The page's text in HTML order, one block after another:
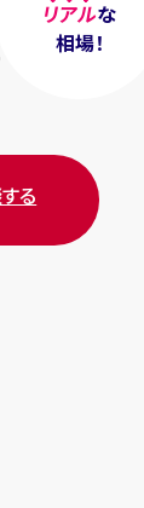
リアルな
相場！
る